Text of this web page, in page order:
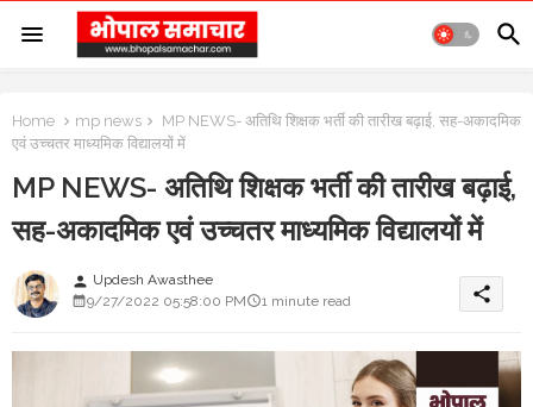
Home mp news
MP NEWS- अतिथि शिक्षक भर्ती की तारीख बढ़ाई, सह-अकादमिक
एवं उच्चतर माध्यमिक विद्यालयों में
MP NEWS- अतिथि शिक्षक भर्ती की तारीख बढ़ाई,
सह-अकादमिक एवं उच्चतर माध्यमिक विद्यालयों में
person Updesh Awasthee
9/27/2022 05:58:00 PM
1 minute read share